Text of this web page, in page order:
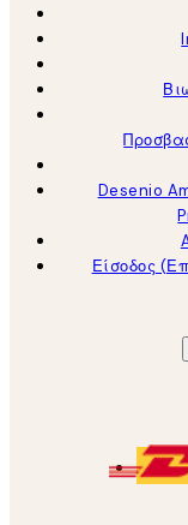
Desenio
Είσοδος